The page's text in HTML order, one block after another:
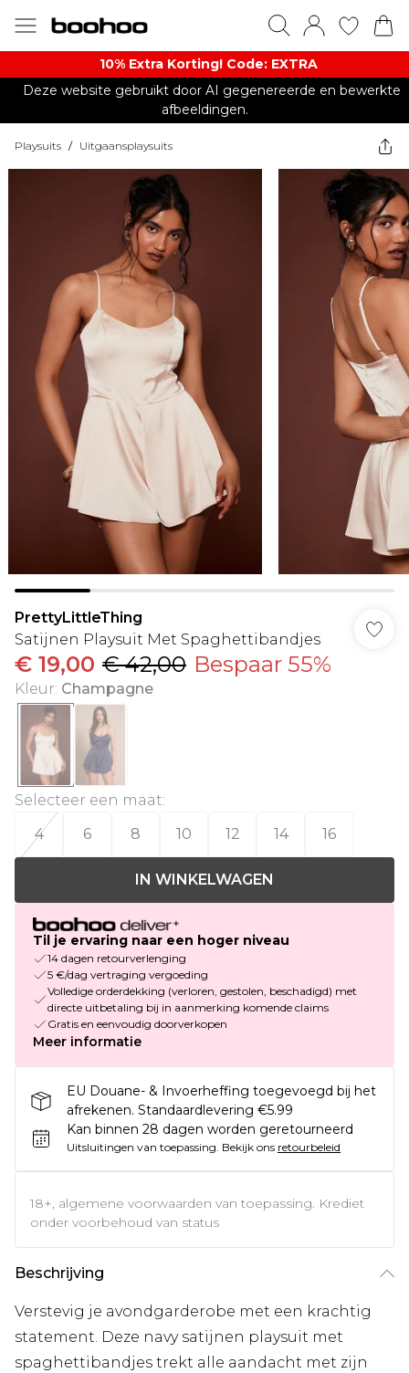
10% Extra Korting! Code: EXTRA​
Deze website gebruikt door AI gegenereerde en bewerkte
afbeeldingen.
Playsuits / Uitgaansplaysuits
PrettyLittleThing
Satijnen Playsuit Met Spaghettibandjes
€ 19,00 € 42,00 Bespaar 55%
Kleur: Champagne
Selecteer een maat:
4
6 8 10 12 14 16
IN WINKELWAGEN
Til je ervaring naar een hoger niveau
14 dagen retourverlenging
5 €/dag vertraging vergoeding
Volledige orderdekking (verloren, gestolen, beschadigd) met
directe uitbetaling bij in aanmerking komende claims
Gratis en eenvoudig doorverkopen
Meer informatie
EU Douane- & Invoerheffing toegevoegd bij het
afrekenen. Standaardlevering €5.99
Kan binnen 28 dagen worden geretourneerd
Uitsluitingen van toepassing. Bekijk ons retourbeleid
18+, algemene voorwaarden van toepassing. Krediet
onder voorbehoud van status
Beschrijving
Verstevig je avondgarderobe met een krachtig
statement. Deze navy satijnen playsuit met
spaghettibandjes trekt alle aandacht met zijn